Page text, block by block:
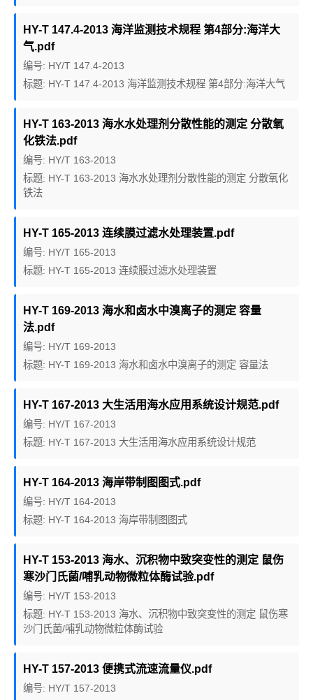
HY-T 147.4-2013 海洋监测技术规程 第4部分:海洋大
气.pdf
编号: HY/T 147.4-2013
标题: HY-T 147.4-2013 海洋监测技术规程 第4部分:海洋大气
HY-T 163-2013 海水水处理剂分散性能的测定 分散氧
化铁法.pdf
编号: HY/T 163-2013
标题: HY-T 163-2013 海水水处理剂分散性能的测定 分散氧化
铁法
HY-T 165-2013 连续膜过滤水处理装置.pdf
编号: HY/T 165-2013
标题: HY-T 165-2013 连续膜过滤水处理装置
HY-T 169-2013 海水和卤水中溴离子的测定 容量
法.pdf
编号: HY/T 169-2013
标题: HY-T 169-2013 海水和卤水中溴离子的测定 容量法
HY-T 167-2013 大生活用海水应用系统设计规范.pdf
编号: HY/T 167-2013
标题: HY-T 167-2013 大生活用海水应用系统设计规范
HY-T 164-2013 海岸带制图图式.pdf
编号: HY/T 164-2013
标题: HY-T 164-2013 海岸带制图图式
HY-T 153-2013 海水、沉积物中致突变性的测定 鼠伤
寒沙门氏菌/哺乳动物微粒体酶试验.pdf
编号: HY/T 153-2013
标题: HY-T 153-2013 海水、沉积物中致突变性的测定 鼠伤寒
沙门氏菌/哺乳动物微粒体酶试验
HY-T 157-2013 便携式流速流量仪.pdf
编号: HY/T 157-2013